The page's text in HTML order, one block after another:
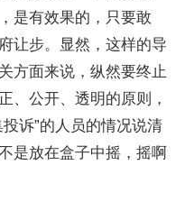
是有效果的，只要敢
让步。显然，这样的导
方面来说，纵然要终止
、公开、透明的原则，
诉”的人员的情况说清
是放在盒子中摇，摇啊